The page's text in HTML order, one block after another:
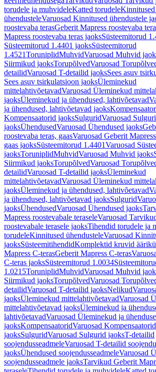
torudele ja muhvideleKatted torudele
ühendusteleVaruosad Kinnitused ühendustele
roostevaba terasGeberit Mapress roostevaba
Mapress roostevaba teras jaoksSüsteemitorud
Süsteemitorud 1.4401 jaoksSüsteemitorud
1.4521ToruniplidMuhvidVaruosad Muhvid
Siirmikud jaoksTorupõlvedVaruosad
detailidVaruosad T-detailid jaoksSees asuv
Sees asuv tsirkulatsioon jaoksÜleminekud
mittelahtivõetavadVaruosad Üleminekud
jaoksÜleminekud ja ühendused, lahtivõetavad
ja ühendused, lahtivõetavad jaoks
Kompensaatorid jaoksSulguridVaruosad
jaoksÜhendusedVaruosad Ühendused jaoks
roostevaba teras, gaasVaruosad Geberit
gaas jaoksSüsteemitorud 1.4401Varuosad
jaoksToruniplidMuhvidVaruosad Muhvid jaoks
Siirmikud jaoksTorupõlvedVaruosad
detailidVaruosad T-detailid jaoksÜleminekud
mittelahtivõetavadVaruosad Üleminekud
jaoksÜleminekud ja ühendused, lahtivõetavad
ja ühendused, lahtivõetavad jaoksSulgurid
jaoksÜhendusedVaruosad Ühendused jaoks
Mapress roostevabale teraseleVaruosad
roostevabale terasele jaoksTihendid torudele ja
torudeleKinnitused ühendusteleVaruosad
jaoksSüsteemitihendidKomplektid kruvid
Mapress C-terasGeberit Mapress C-teras
C-teras jaoksSüsteemitorud 1.0034
1.0215ToruniplidMuhvidVaruosad Muhvid
Siirmikud jaoksTorupõlvedVaruosad
detailidVaruosad T-detailid jaoksNelikud
jaoksÜleminekud mittelahtivõetavadVaruosad
mittelahtivõetavad jaoksÜleminekud ja
lahtivõetavadVaruosad Üleminekud ja
jaoksKompensaatoridVaruosad Kompensaatorid
jaoksSulguridVaruosad Sulgurid jaoksT-detailid
soojendusseadmeleVaruosad T-detailid
jaoksÜhendused soojendusseadmeleVaruosad
soojendusseadmele jaoksTarvikud Geberit